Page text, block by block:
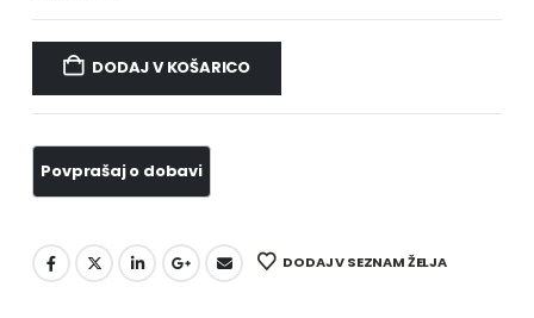
DODAJ V KOŠARICO
DODAJ V SEZNAM ŽELJA